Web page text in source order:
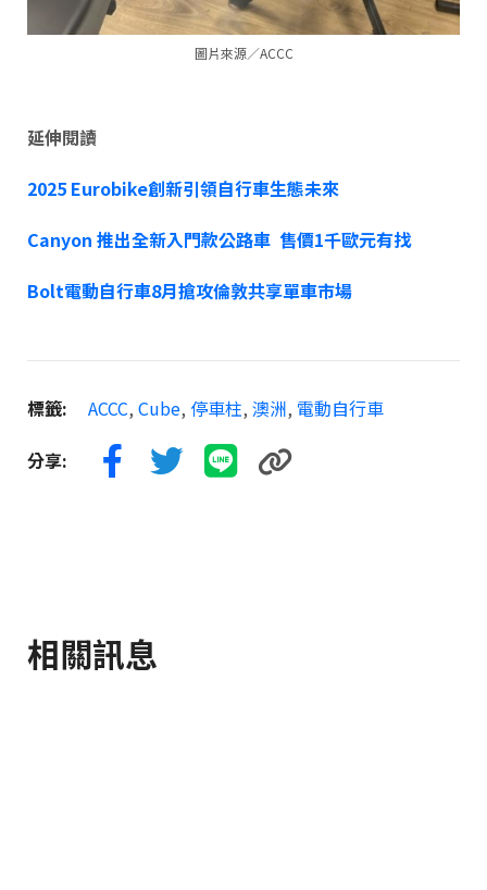
圖片來源／ACCC
延伸閱讀
2025 Eurobike創新引領自行車生態未來
Canyon 推出全新入門款公路車 售價1千歐元有找
Bolt電動自行車8月搶攻倫敦共享單車市場
標籤: ACCC, Cube, 停車柱, 澳洲, 電動自行車
分享:
相關訊息